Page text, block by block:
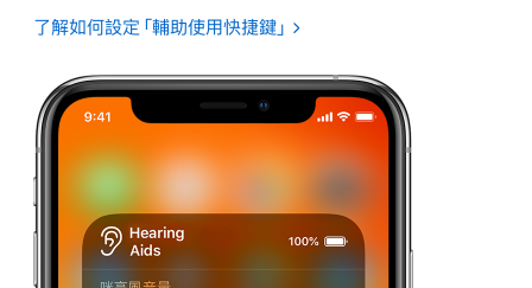
了解如何設定「輔助使用快捷鍵」